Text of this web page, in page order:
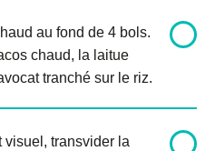
au fond de 4 bols.
chaud, la laitue
tranché sur le riz.
visuel, transvider la